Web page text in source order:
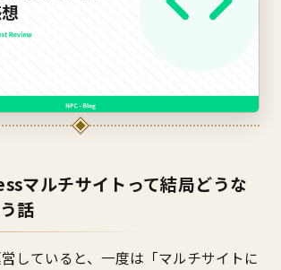
マルチサイトって結局どうな
話
していると、一度は「マルチサイトに